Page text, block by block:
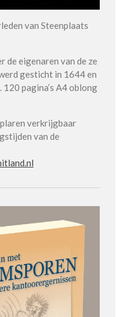
van Steenplaats
de eigenaren van de ze
gesticht in 1644 en
pagina’s A4 oblong
verkrijgbaar
van de